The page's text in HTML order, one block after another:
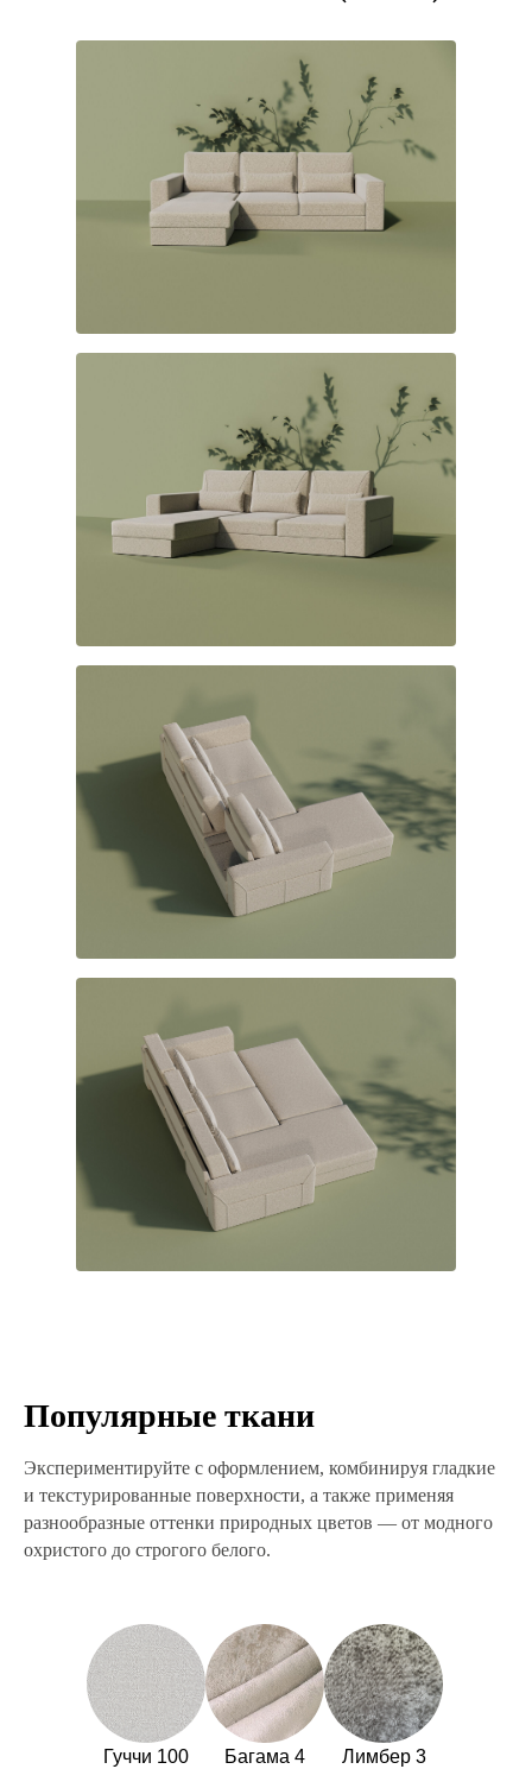
Популярные ткани
Экспериментируйте с оформлением, комбинируя гладкие
и текстурированные поверхности, а также применяя
разнообразные оттенки природных цветов — от модного
охристого до строгого белого.
Гуччи 100 Багама 4 Лимбер 3